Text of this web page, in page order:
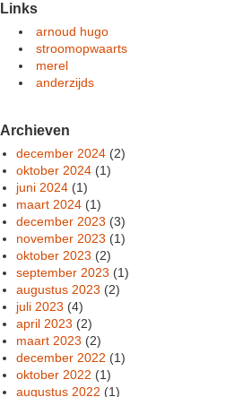
Links
arnoud hugo
stroomopwaarts
merel
anderzijds
Archieven
december 2024 (2)
oktober 2024 (1)
juni 2024 (1)
maart 2024 (1)
december 2023 (3)
november 2023 (1)
oktober 2023 (2)
september 2023 (1)
augustus 2023 (2)
juli 2023 (4)
april 2023 (2)
maart 2023 (2)
december 2022 (1)
oktober 2022 (1)
augustus 2022 (1)